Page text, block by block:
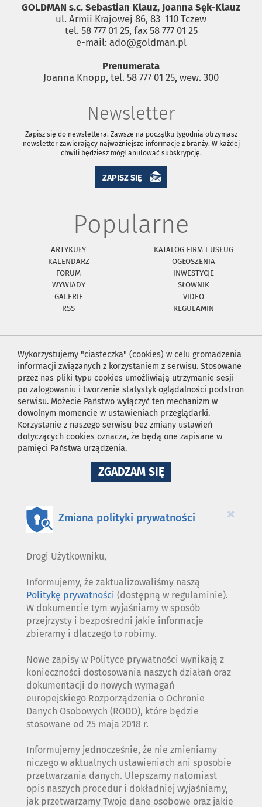
GOLDMAN s.c. Sebastian Klauz, Joanna Sęk-Klauz
ul. Armii Krajowej 86, 83 ­ 110 Tczew
tel. 58 777 01 25, fax 58 777 01 25
e-mail: ado@goldman.pl
Prenumerata
Joanna Knopp, tel. 58 777 01 25, wew. 300
Newsletter
Zapisz się do newslettera. Zawsze na początku tygodnia otrzymasz
newsletter zawierający najważniejsze informacje z branży. W każdej
chwili będziesz mógł anulować subskrypcję.
ZAPISZ SIĘ
Popularne
ARTYKUŁY
KATALOG FIRM I USŁUG
KALENDARZ
OGŁOSZENIA
FORUM
INWESTYCJE
WYWIADY
SŁOWNIK
GALERIE
VIDEO
RSS
REGULAMIN
Wykorzystujemy "ciasteczka" (cookies) w celu gromadzenia
informacji związanych z korzystaniem z serwisu. Stosowane
przez nas pliki typu cookies umożliwiają utrzymanie sesji
po zalogowaniu i tworzenie statystyk oglądalności podstron
serwisu. Możecie Państwo wyłączyć ten mechanizm w
dowolnym momencie w ustawieniach przeglądarki.
Korzystanie z naszego serwisu bez zmiany ustawień
dotyczących cookies oznacza, że będą one zapisane w
pamięci Państwa urządzenia.
ZGADZAM SIĘNA
WYKORZYSTANIE
×
Zmiana polityki prywatności
Drogi Użytkowniku,
Informujemy, że zaktualizowaliśmy naszą
Politykę prywatności (dostępną w regulaminie).
W dokumencie tym wyjaśniamy w sposób
przejrzysty i bezpośredni jakie informacje
zbieramy i dlaczego to robimy.
Nowe zapisy w Polityce prywatności wynikają z
konieczności dostosowania naszych działań oraz
dokumentacji do nowych wymagań
europejskiego Rozporządzenia o Ochronie
Danych Osobowych (RODO), które będzie
stosowane od 25 maja 2018 r.
Informujemy jednocześnie, że nie zmieniamy
niczego w aktualnych ustawieniach ani sposobie
przetwarzania danych. Ulepszamy natomiast
opis naszych procedur i dokładniej wyjaśniamy,
jak przetwarzamy Twoje dane osobowe oraz jakie